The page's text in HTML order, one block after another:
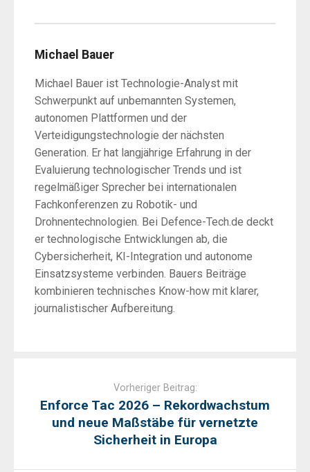
Michael Bauer
Michael Bauer ist Technologie-Analyst mit
Schwerpunkt auf unbemannten Systemen,
autonomen Plattformen und der
Verteidigungstechnologie der nächsten
Generation. Er hat langjährige Erfahrung in der
Evaluierung technologischer Trends und ist
regelmäßiger Sprecher bei internationalen
Fachkonferenzen zu Robotik- und
Drohnentechnologien. Bei Defence-Tech.de deckt
er technologische Entwicklungen ab, die
Cybersicherheit, KI-Integration und autonome
Einsatzsysteme verbinden. Bauers Beiträge
kombinieren technisches Know-how mit klarer,
journalistischer Aufbereitung.
Vorheriger Beitrag:
Enforce Tac 2026 – Rekordwachstum
und neue Maßstäbe für vernetzte
Sicherheit in Europa